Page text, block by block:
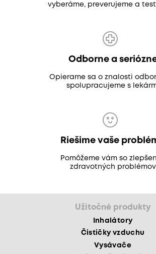
vyberáme, preverujeme a
Odborne a
Opierame sa o znalosti
spolupracujeme s
Riešime vaše
Pomôžeme vám so
zdravotných problémov
Užitočné produkty
Inhalátory
Čističky vzduchu
Vysávače